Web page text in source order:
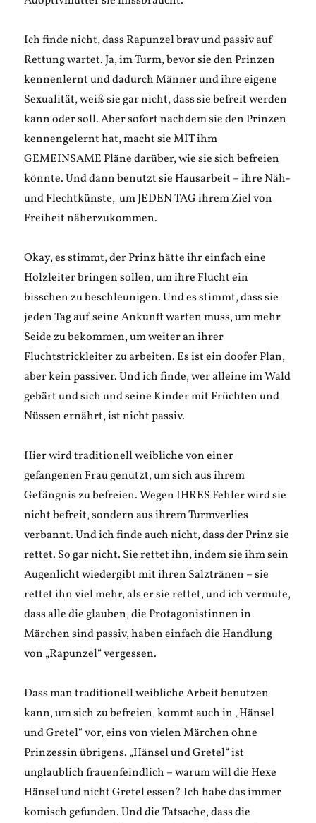
Ich finde nicht, dass Rapunzel brav und passiv auf
Rettung wartet. Ja, im Turm, bevor sie den Prinzen
kennenlernt und dadurch Männer und ihre eigene
Sexualität, weiß sie gar nicht, dass sie befreit werden
kann oder soll. Aber sofort nachdem sie den Prinzen
kennengelernt hat, macht sie MIT ihm
GEMEINSAME Pläne darüber, wie sie sich befreien
könnte. Und dann benutzt sie Hausarbeit – ihre Näh-
und Flechtkünste, um JEDEN TAG ihrem Ziel von
Freiheit näherzukommen.
Okay, es stimmt, der Prinz hätte ihr einfach eine
Holzleiter bringen sollen, um ihre Flucht ein
bisschen zu beschleunigen. Und es stimmt, dass sie
jeden Tag auf seine Ankunft warten muss, um mehr
Seide zu bekommen, um weiter an ihrer
Fluchtstrickleiter zu arbeiten. Es ist ein doofer Plan,
aber kein passiver. Und ich finde, wer alleine im Wald
gebärt und sich und seine Kinder mit Früchten und
Nüssen ernährt, ist nicht passiv.
Hier wird traditionell weibliche von einer
gefangenen Frau genutzt, um sich aus ihrem
Gefängnis zu befreien. Wegen IHRES Fehler wird sie
nicht befreit, sondern aus ihrem Turmverlies
verbannt. Und ich finde auch nicht, dass der Prinz sie
rettet. So gar nicht. Sie rettet ihn, indem sie ihm sein
Augenlicht wiedergibt mit ihren Salztränen – sie
rettet ihn viel mehr, als er sie rettet, und ich vermute,
dass alle die glauben, die Protagonistinnen in
Märchen sind passiv, haben einfach die Handlung
von „Rapunzel“ vergessen.
Dass man traditionell weibliche Arbeit benutzen
kann, um sich zu befreien, kommt auch in „Hänsel
und Gretel“ vor, eins von vielen Märchen ohne
Prinzessin übrigens. „Hänsel und Gretel“ ist
unglaublich frauenfeindlich – warum will die Hexe
Hänsel und nicht Gretel essen? Ich habe das immer
komisch gefunden. Und die Tatsache, dass die